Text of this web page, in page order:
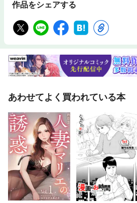
作品をシェアする
あわせてよく買われている本